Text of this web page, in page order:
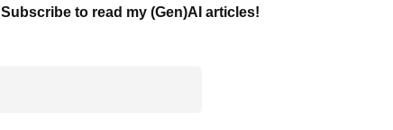
to read my (Gen)AI articles!